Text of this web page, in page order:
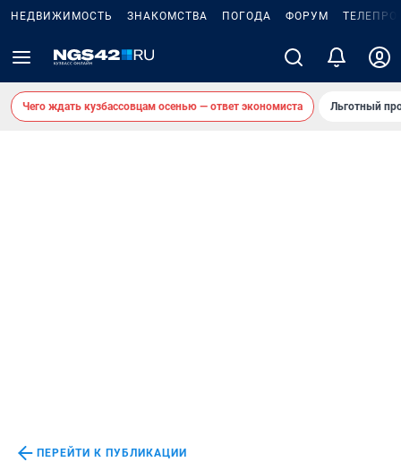
НЕДВИЖИМОСТЬ ЗНАКОМСТВА ПОГОДА ФОРУМ
Чего ждать кузбассовцам осенью — ответ экономиста Льготный
ПЕРЕЙТИ К ПУБЛИКАЦИИ